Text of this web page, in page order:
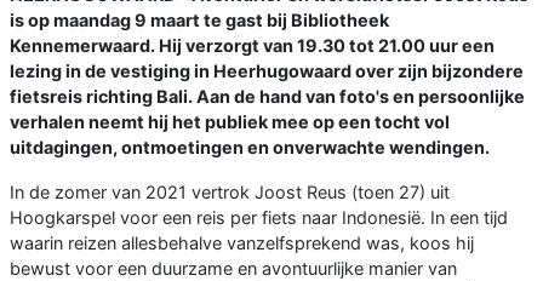
is op maandag 9 maart te gast bij Bibliotheek
Kennemerwaard. Hij verzorgt van 19.30 tot 21.00 uur een
lezing in de vestiging in Heerhugowaard over zijn bijzondere
fietsreis richting Bali. Aan de hand van foto's en persoonlijke
verhalen neemt hij het publiek mee op een tocht vol
uitdagingen, ontmoetingen en onverwachte wendingen.
In de zomer van 2021 vertrok Joost Reus (toen 27) uit
Hoogkarspel voor een reis per fiets naar Indonesië. In een tijd
waarin reizen allesbehalve vanzelfsprekend was, koos hij
bewust voor een duurzame en avontuurlijke manier van